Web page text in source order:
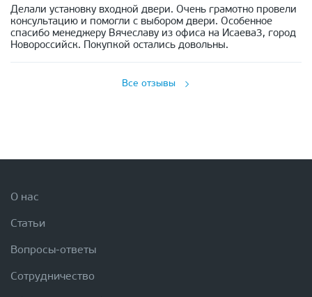
Делали установку входной двери. Очень грамотно провели
консультацию и помогли с выбором двери. Особенное
спасибо менеджеру Вячеславу из офиса на Исаева3, город
Новороссийск. Покупкой остались довольны.
Все отзывы
О нас
Статьи
Вопросы-ответы
Сотрудничество